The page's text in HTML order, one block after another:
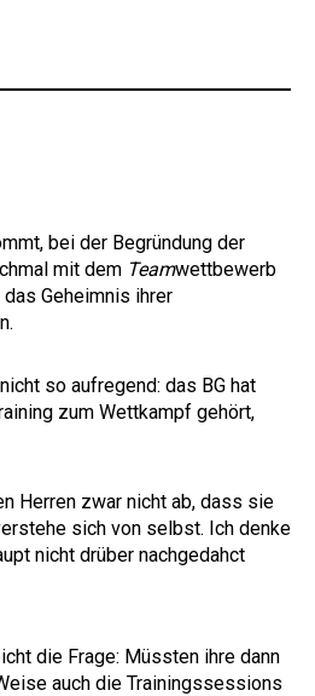
bei der Begründung der
mit dem Teamwettbewerb
Geheimnis ihrer
so aufregend: das BG hat
zum Wettkampf gehört,
Herren zwar nicht ab, dass sie
sich von selbst. Ich denke
nicht drüber nachgedahct
die Frage: Müssten ihre dann
auch die Trainingssessions